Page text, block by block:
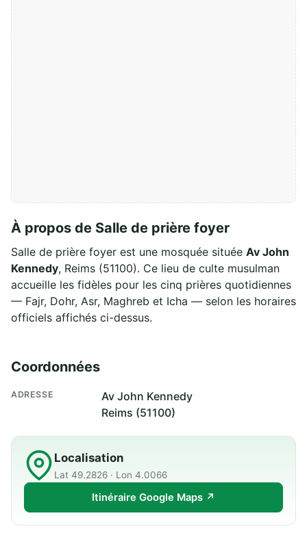
À propos de Salle de prière foyer
Salle de prière foyer est une mosquée située Av John
Kennedy, Reims (51100). Ce lieu de culte musulman
accueille les fidèles pour les cinq prières quotidiennes
— Fajr, Dohr, Asr, Maghreb et Icha — selon les horaires
officiels affichés ci-dessus.
Coordonnées
ADRESSE
Av John Kennedy
Reims (51100)
Localisation
Lat 49.2826 · Lon 4.0066
Itinéraire Google Maps ↗